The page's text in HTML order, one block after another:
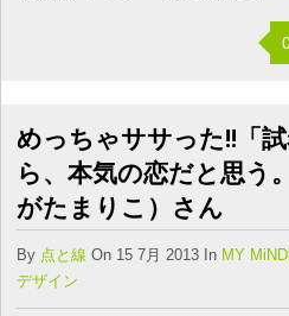
めっちゃササった!!「
ら、本気の恋だと思う
がたまりこ）さん
By 点と線 On 15 7月 2013 In MY
デザイン